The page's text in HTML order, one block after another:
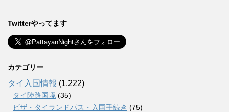
Twitterやってます
カテゴリー
タイ入国情報 (1,222)
タイ陸路国境 (35)
ビザ・タイランドパス・入国手続き (75)